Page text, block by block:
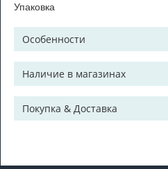
Упаковка
Особенности
Наличие в магазинах
Покупка & Доставка